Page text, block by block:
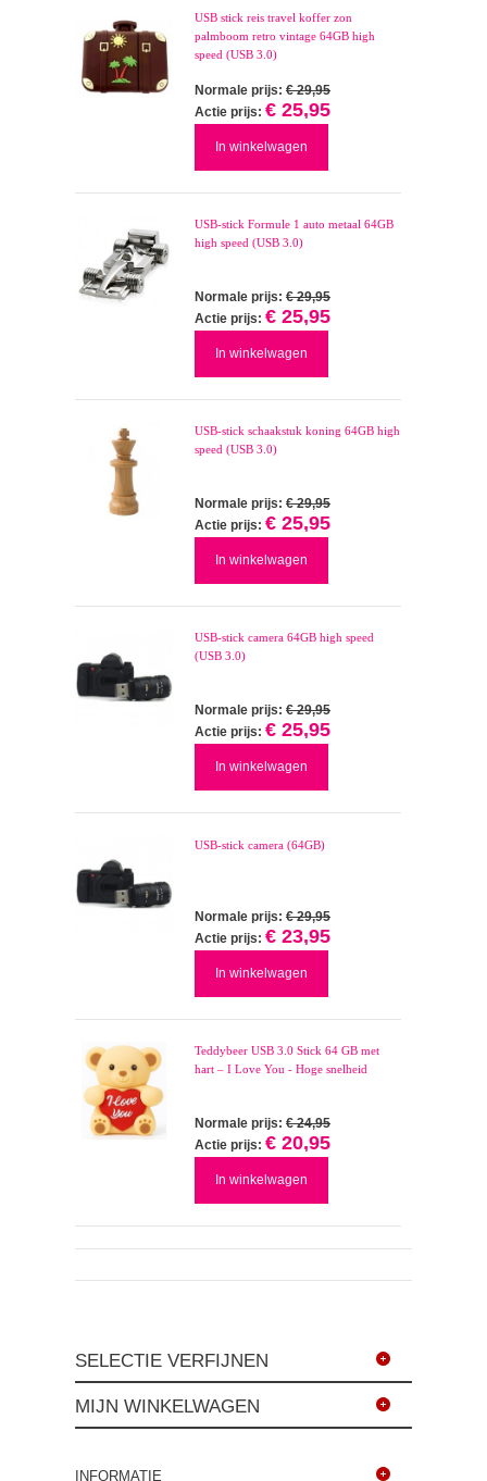
USB stick reis travel koffer zon
palmboom retro vintage 64GB high
speed (USB 3.0)
Normale prijs: € 29,95
Actie prijs: € 25,95
In winkelwagen
USB-stick Formule 1 auto metaal 64GB
high speed (USB 3.0)
Normale prijs: € 29,95
Actie prijs: € 25,95
In winkelwagen
USB-stick schaakstuk koning 64GB high
speed (USB 3.0)
Normale prijs: € 29,95
Actie prijs: € 25,95
In winkelwagen
USB-stick camera 64GB high speed
(USB 3.0)
Normale prijs: € 29,95
Actie prijs: € 25,95
In winkelwagen
USB-stick camera (64GB)
Normale prijs: € 29,95
Actie prijs: € 23,95
In winkelwagen
Teddybeer USB 3.0 Stick 64 GB met
hart – I Love You - Hoge snelheid
Normale prijs: € 24,95
Actie prijs: € 20,95
In winkelwagen
SELECTIE VERFIJNEN
MIJN WINKELWAGEN
INFORMATIE